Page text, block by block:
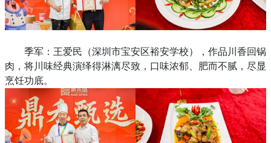
季军：王爱民（深圳市宝安区裕安学校），作品川香回锅
肉，将川味经典演绎得淋漓尽致，口味浓郁、肥而不腻，尽显
烹饪功底。